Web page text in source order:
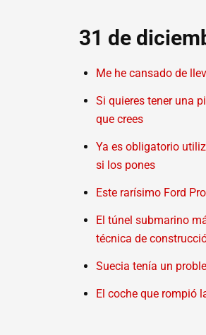
31 de
Me he cansado de
Si quieres tener una
que crees
Ya es obligatorio
si los pones
Este rarísimo Ford
El túnel submarino
técnica de
Suecia tenía un
El coche que rompió